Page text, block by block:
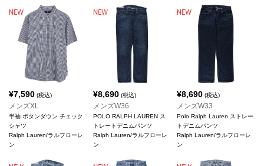
¥7,590 (税込)
メンズXL
半袖 ボタンダウン チェック
シャツ
Ralph Lauren/ラルフローレ
ン
¥8,690(税込)
メンズW36
POLO RALPH LAUREN ス
トレートデニムパンツ
Ralph Lauren/ラルフローレ
ン
¥8,690 (税込)
メンズW33
Polo Ralph Lauren ストレー
トデニムパンツ
Ralph Lauren/ラルフローレ
ン